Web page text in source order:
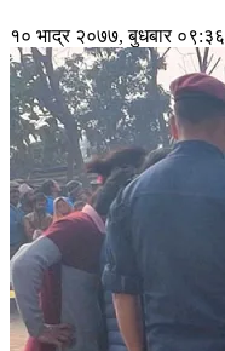
१० भाद्र २०७७, बुधबार ०९:३६